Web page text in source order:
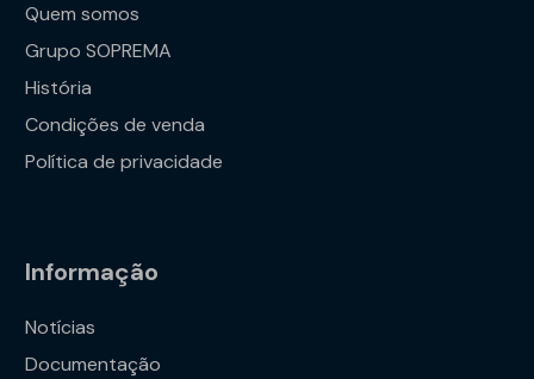
Quem somos
Grupo SOPREMA
História
Condições de venda
Política de privacidade
Informação
Notícias
Documentação